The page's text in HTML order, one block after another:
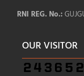
RNI REG. No.:
OUR VISITOR